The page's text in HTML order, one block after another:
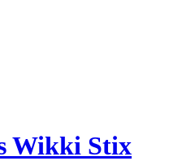
Wikki Stix